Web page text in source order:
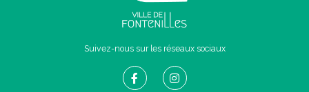
Suivez-nous sur les réseaux sociaux